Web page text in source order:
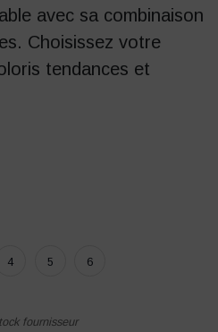
avec sa combinaison
Choisissez votre
tendances et
4 5 6
fournisseur